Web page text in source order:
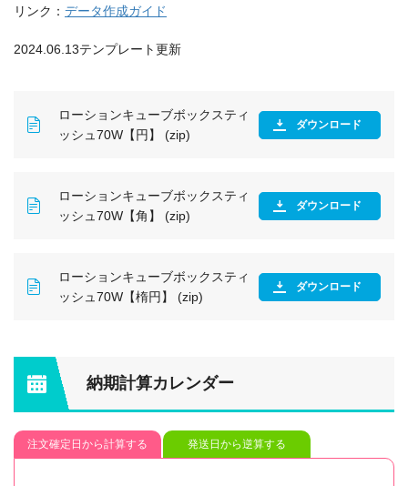
リンク： データ作成ガイド
2024.06.13テンプレート更新
ローションキューブボックスティ
ッシュ70W【円】 (zip)
ダウンロード
ローションキューブボックスティ
ッシュ70W【角】 (zip)
ダウンロード
ローションキューブボックスティ
ッシュ70W【楕円】 (zip)
ダウンロード
納期計算カレンダー
注文確定日から計算する 発送日から逆算する